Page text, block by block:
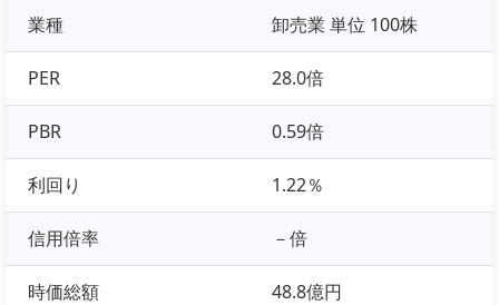
業種 卸売業 単位 100株
PER 28.0倍
PBR 0.59倍
利回り 1.22％
信用倍率 －倍
時価総額 48.8億円